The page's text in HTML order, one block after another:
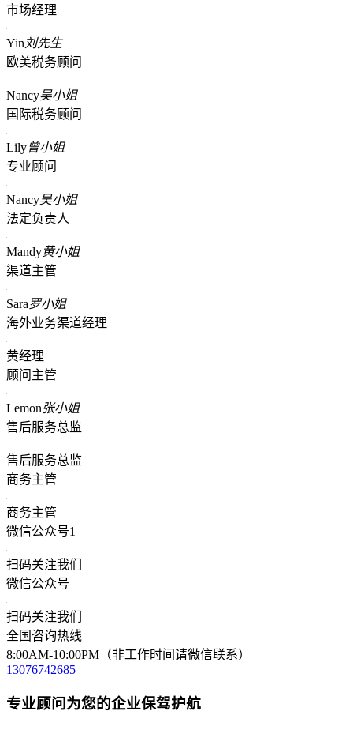
市场经理
Yin 刘先生
欧美税务顾问
Nancy吴小姐
国际税务顾问
Lily曾小姐
专业顾问
Nancy吴小姐
法定负责人
Mandy黄小姐
渠道主管
Sara罗小姐
海外业务渠道经理
黄经理
顾问主管
Lemon张小姐
售后服务总监
售后服务总监
商务主管
商务主管
微信公众号1
扫码关注我们
微信公众号
扫码关注我们
全国咨询热线
8:00AM-10:00PM（非工作时间请微信联系）
13076742685
专业顾问为您的企业保驾护航